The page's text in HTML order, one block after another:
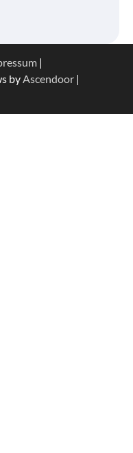
|
byAscendoor |